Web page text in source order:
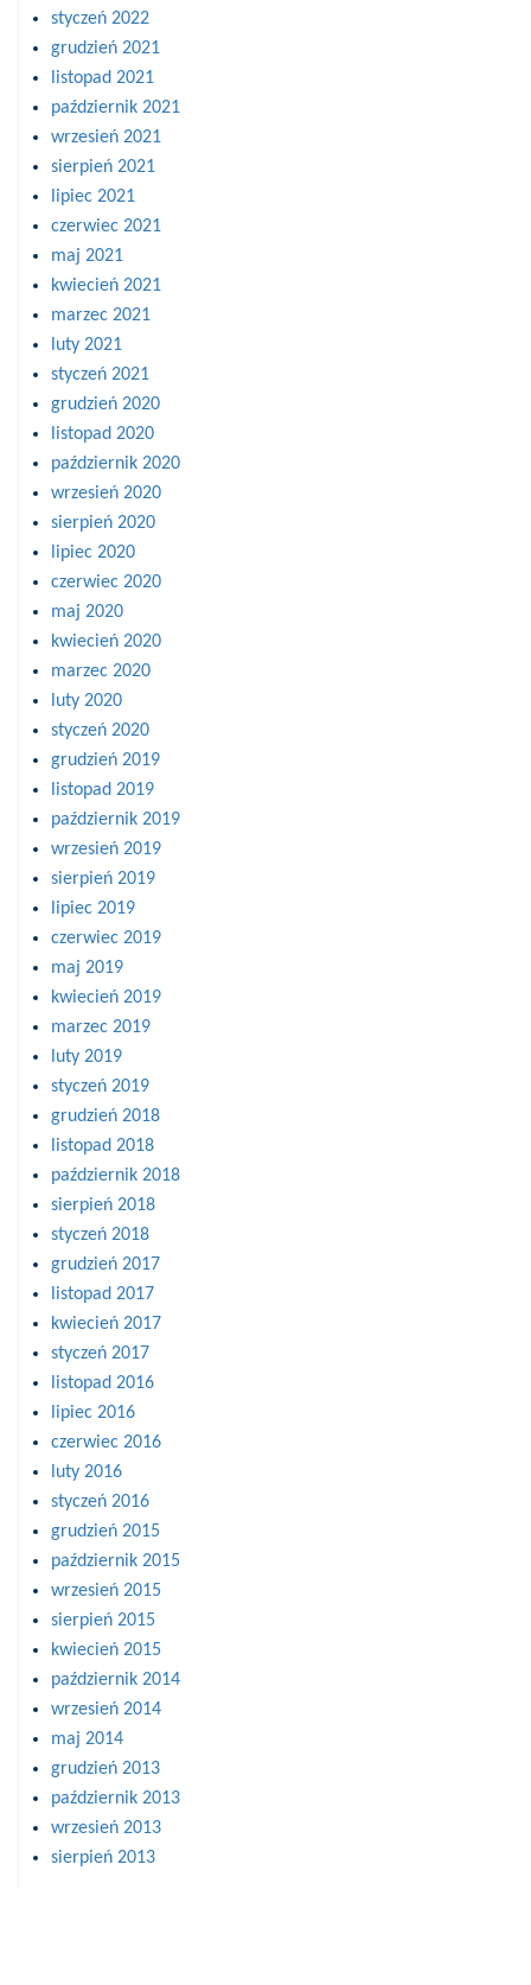
styczeń 2022
grudzień 2021
listopad 2021
październik 2021
wrzesień 2021
sierpień 2021
lipiec 2021
czerwiec 2021
maj 2021
kwiecień 2021
marzec 2021
luty 2021
styczeń 2021
grudzień 2020
listopad 2020
październik 2020
wrzesień 2020
sierpień 2020
lipiec 2020
czerwiec 2020
maj 2020
kwiecień 2020
marzec 2020
luty 2020
styczeń 2020
grudzień 2019
listopad 2019
październik 2019
wrzesień 2019
sierpień 2019
lipiec 2019
czerwiec 2019
maj 2019
kwiecień 2019
marzec 2019
luty 2019
styczeń 2019
grudzień 2018
listopad 2018
październik 2018
sierpień 2018
styczeń 2018
grudzień 2017
listopad 2017
kwiecień 2017
styczeń 2017
listopad 2016
lipiec 2016
czerwiec 2016
luty 2016
styczeń 2016
grudzień 2015
październik 2015
wrzesień 2015
sierpień 2015
kwiecień 2015
październik 2014
wrzesień 2014
maj 2014
grudzień 2013
październik 2013
wrzesień 2013
sierpień 2013